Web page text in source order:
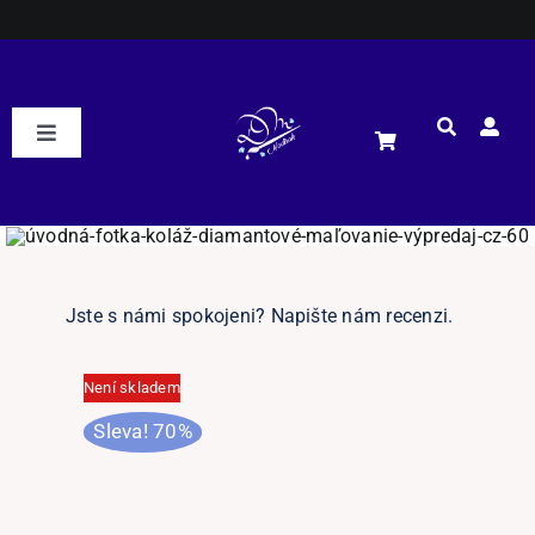
na
Toggle
Podle rozměrů
Jste s námi spokojeni? Napište nám recenzi.
Není skladem
Sleva! 70%